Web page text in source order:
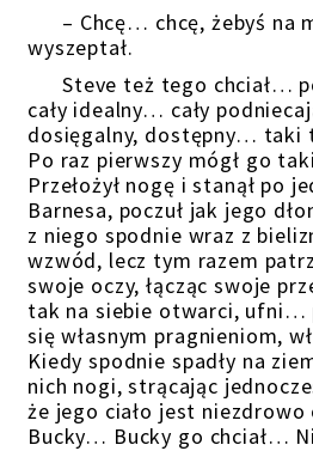
– Chcę… chcę, żebyś na
wyszeptał.
Steve też tego chciał…
cały idealny… cały
dosięgalny, dostępny…
Po raz pierwszy mógł go
Przełożył nogę i stanął po
Barnesa, poczuł jak jego
z niego spodnie wraz z
wzwód, lecz tym razem
swoje oczy, łącząc swoje
tak na siebie otwarci, ufni…
się własnym pragnieniom,
Kiedy spodnie spadły na
nich nogi, strącając
że jego ciało jest
Bucky… Bucky go chciał…